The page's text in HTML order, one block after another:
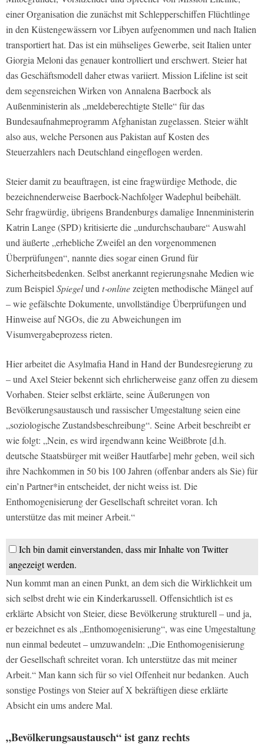
einer Organisation die zunächst mit Schlepperschiffen Flüchtlinge
in den Küstengewässern vor Libyen aufgenommen und nach Italien
transportiert hat. Das ist ein mühseliges Gewerbe, seit Italien unter
Giorgia Meloni das genauer kontrolliert und erschwert. Steier hat
das Geschäftsmodell daher etwas variiert. Mission Lifeline ist seit
dem segensreichen Wirken von Annalena Baerbock als
Außenministerin als „meldeberechtigte Stelle“ für das
Bundesaufnahmeprogramm Afghanistan zugelassen. Steier wählt
also aus, welche Personen aus Pakistan auf Kosten des
Steuerzahlers nach Deutschland eingeflogen werden.
Steier damit zu beauftragen, ist eine fragwürdige Methode, die
bezeichnenderweise Baerbock-Nachfolger Wadephul beibehält.
Sehr fragwürdig, übrigens Brandenburgs damalige Innenministerin
Katrin Lange (SPD) kritisierte die „undurchschaubare“ Auswahl
und äußerte „erhebliche Zweifel an den vorgenommenen
Überprüfungen“, nannte dies sogar einen Grund für
Sicherheitsbedenken. Selbst anerkannt regierungsnahe Medien wie
zum Beispiel Spiegelund t‑onlinezeigten methodische Mängel auf
– wie gefälschte Dokumente, unvollständige Überprüfungen und
Hinweise auf NGOs, die zu Abweichungen im
Visumvergabeprozess rieten.
Hier arbeitet die Asylmafia Hand in Hand der Bundesregierung zu
– und Axel Steier bekennt sich ehrlicherweise ganz offen zu diesem
Vorhaben. Steier selbst erklärte, seine Äußerungen von
Bevölkerungsaustausch und rassischer Umgestaltung seien eine
„soziologische Zustandsbeschreibung“. Seine Arbeit beschreibt er
wie folgt: „Nein, es wird irgendwann keine Weißbrote [d.h.
deutsche Staatsbürger mit weißer Hautfarbe] mehr geben, weil sich
ihre Nachkommen in 50 bis 100 Jahren (offenbar anders als Sie) für
ein’n Partner*in entscheidet, der nicht weiss ist. Die
Enthomogenisierung der Gesellschaft schreitet voran. Ich
unterstütze das mit meiner Arbeit.“
Ich bin damit einverstanden, dass mir Inhalte von Twitter
angezeigt werden.
Nun kommt man an einen Punkt, an dem sich die Wirklichkeit um
sich selbst dreht wie ein Kinderkarussell. Offensichtlich ist es
erklärte Absicht von Steier, diese Bevölkerung strukturell – und ja,
er bezeichnet es als „Enthomogenisierung“, was eine Umgestaltung
nun einmal bedeutet – umzuwandeln: „Die Enthomogenisierung
der Gesellschaft schreitet voran. Ich unterstütze das mit meiner
Arbeit.“ Man kann sich für so viel Offenheit nur bedanken. Auch
sonstige Postings von Steier auf X bekräftigen diese erklärte
Absicht ein ums andere Mal.
„Bevölkerungsaustausch“ ist ganz rechts